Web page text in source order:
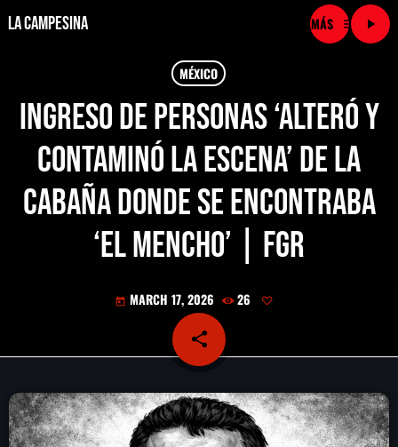
La Campesina menu
play_arrow
play_arrow LA CAMPESINA CADENA
play_arrow LA CAMPESINA 101.9 FM
play_arrow LA CAMPESINA 96.7 FM
play_arrow LA CAMPESINA 104.5 FM
MÉXICO
Ingreso de personas ‘alteró y
contaminó la escena’ de la
cabaña donde se encontraba
‘El Mencho’ | FGR
today MARCH 17, 2026 26
share
email